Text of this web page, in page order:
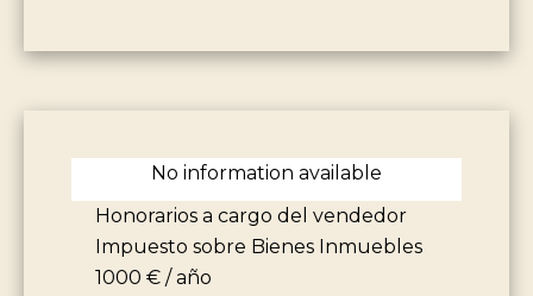
No information available
Honorarios a cargo del vendedor
Impuesto sobre Bienes Inmuebles
1000 € / año